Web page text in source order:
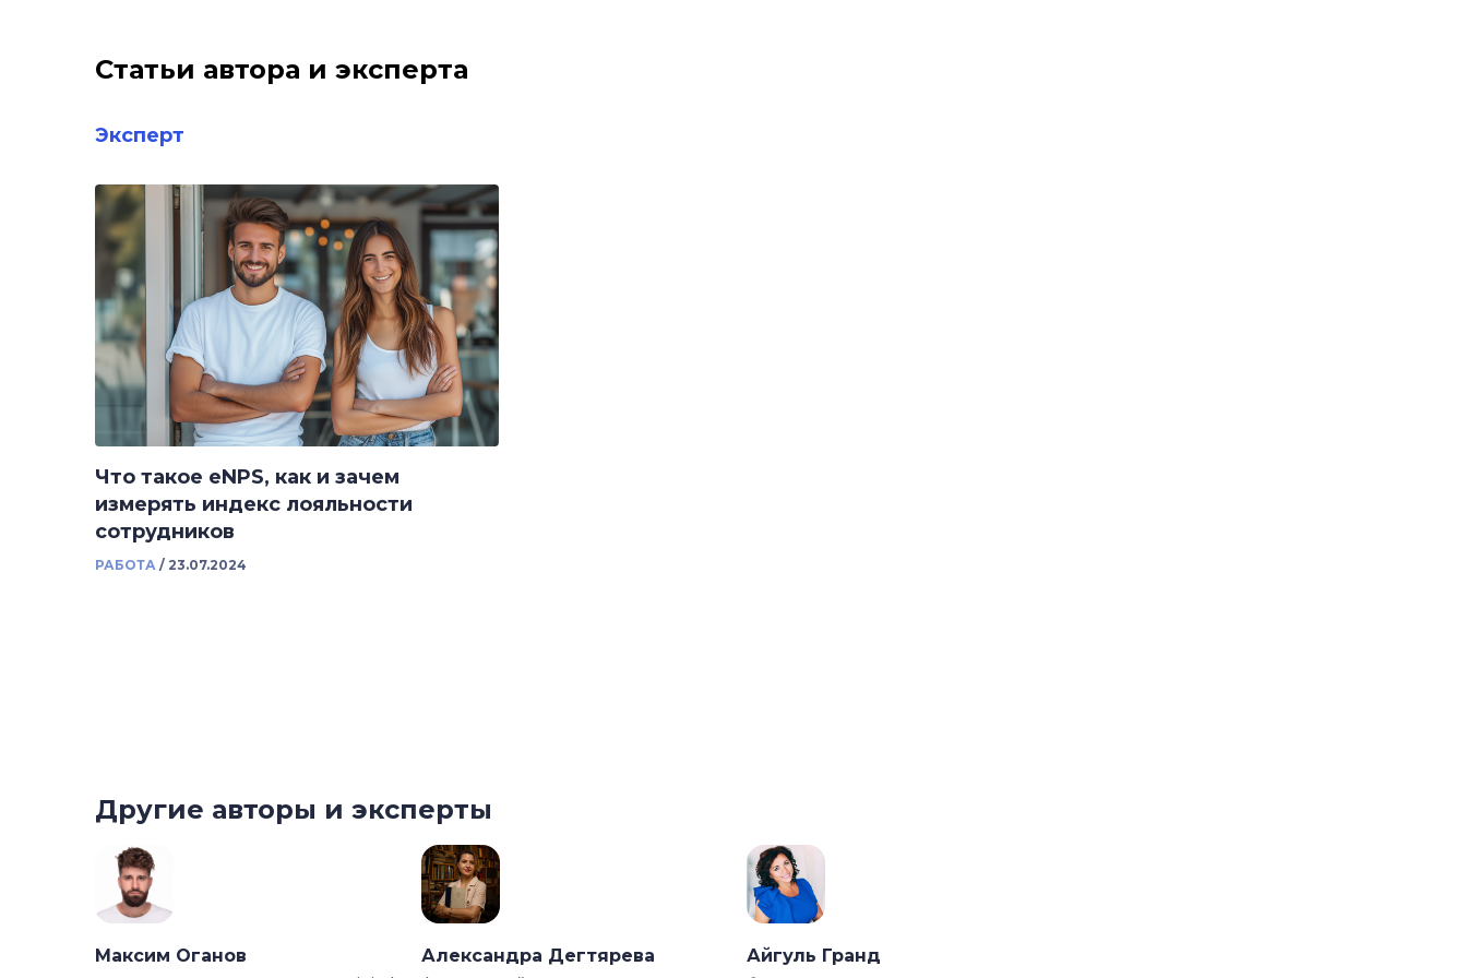
Статьи автора и эксперта
Эксперт
Что такое eNPS, как и зачем
измерять индекс лояльности
сотрудников
РАБОТА / 23.07.2024
Другие авторы и эксперты
Максим Оганов Александра Дегтярева Айгуль Гранд